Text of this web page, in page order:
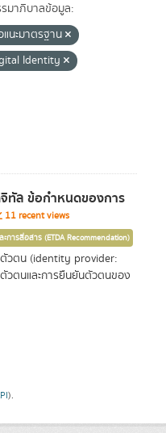
มาภิบาลข้อมูล:
แนะมาตรฐาน
Identity
ทัล ข้อกำหนดของการ
11 recent views
ะการสื่อสาร (ETDA Recommendation)
วตน (identity provider:
วตนและการยืนยันตัวตนของ
).